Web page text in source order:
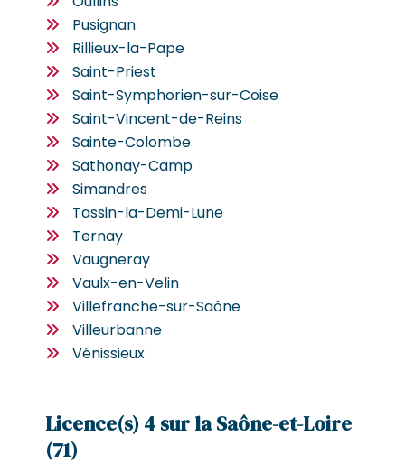
Pusignan
Rillieux-la-Pape
Saint-Priest
Saint-Symphorien-sur-Coise
Saint-Vincent-de-Reins
Sainte-Colombe
Sathonay-Camp
Simandres
Tassin-la-Demi-Lune
Ternay
Vaugneray
Vaulx-en-Velin
Villefranche-sur-Saône
Villeurbanne
Vénissieux
Licence(s) 4 sur la Saône-et-Loire
(71)